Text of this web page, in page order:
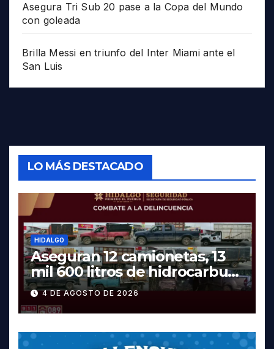
Asegura Tri Sub 20 pase a la Copa del Mundo
con goleada
Brilla Messi en triunfo del Inter Miami ante el
San Luis
LO MÁS DESTACADO
HIDALGO
Aseguran 12 camionetas, 13
mil 600 litros de hidrocarburo
y dos vehículos robados en
Tula
4 DE AGOSTO DE 2026